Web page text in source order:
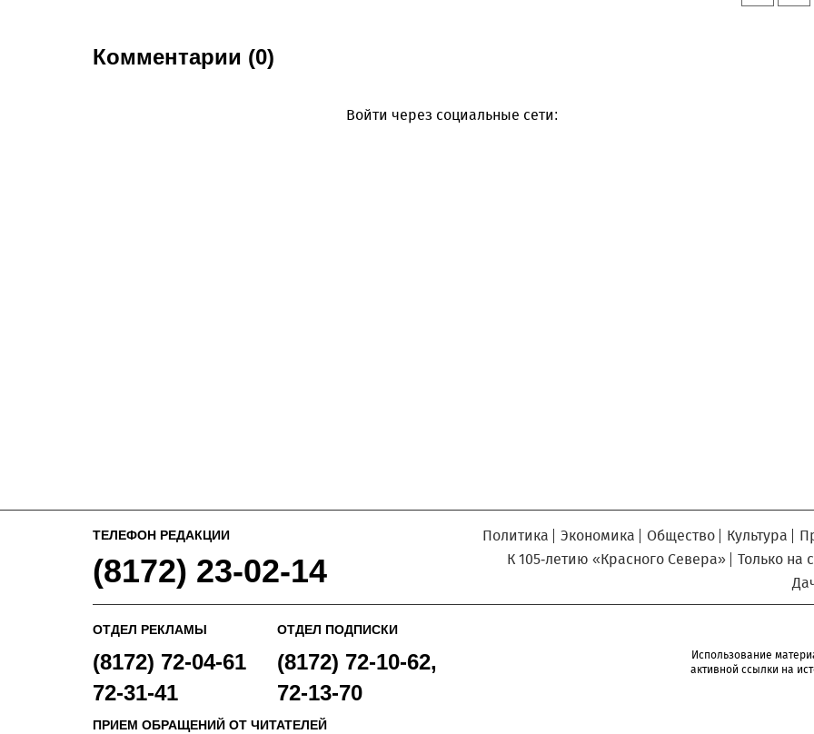
Комментарии (0)
Войти через социальные сети:
ТЕЛЕФОН РЕДАКЦИИ
(8172) 23-02-14
Политика Экономика Общество Культура
К 105-летию «Красного Севера»
Только на
ОТДЕЛ РЕКЛАМЫ
(8172) 72-04-61
72-31-41
ОТДЕЛ ПОДПИСКИ
(8172) 72-10-62,
72-13-70
ПРИЕМ ОБРАЩЕНИЙ ОТ ЧИТАТЕЛЕЙ
Использование
активной ссылки на